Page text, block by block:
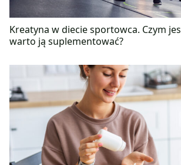
Kreatyna w diecie sportowca. Czym
warto ją suplementować?